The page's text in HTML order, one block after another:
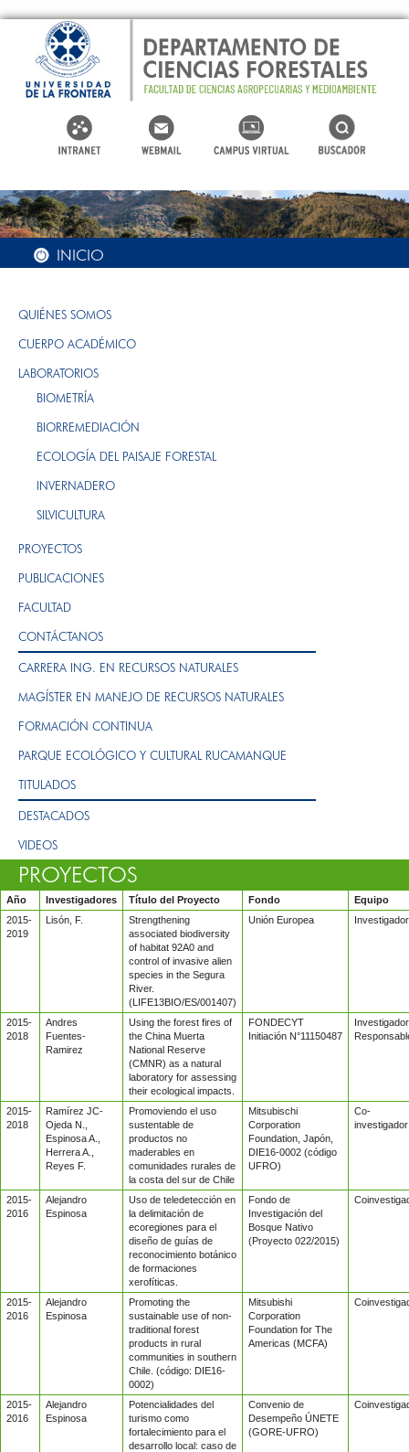
INICIO
QUIÉNES SOMOS
CUERPO ACADÉMICO
LABORATORIOS
BIOMETRÍA
BIORREMEDIACIÓN
ECOLOGÍA DEL PAISAJE FORESTAL
INVERNADERO
SILVICULTURA
PROYECTOS
PUBLICACIONES
FACULTAD
CONTÁCTANOS
CARRERA ING. EN RECURSOS NATURALES
MAGÍSTER EN MANEJO DE RECURSOS NATURALES
FORMACIÓN CONTINUA
PARQUE ECOLÓGICO Y CULTURAL RUCAMANQUE
TITULADOS
DESTACADOS
VIDEOS
PROYECTOS
Año Investigadores Título del Proyecto Fondo
Equipo
2015-
2019
Lisón, F.
Strengthening
associated biodiversity
of habitat 92A0 and
control of invasive alien
species in the Segura
River.
(LIFE13BIO/ES/001407)
Unión Europea Investigador
2015-
2018
Andres
Fuentes-
Ramirez
Using the forest fires of
the China Muerta
National Reserve
(CMNR) as a natural
laboratory for assessing
their ecological impacts.
FONDECYT
Initiación N°11150487
Investigador
2015-
2018
Ramírez JC-
Ojeda N.,
Espinosa A.,
Herrera A.,
Reyes F.
Promoviendo el uso
sustentable de
productos no
maderables en
comunidades rurales de
la costa del sur de Chile
Mitsubischi
Corporation
Foundation, Japón,
DIE16-0002 (código
UFRO)
Co-
investigador
2015-
2016
Alejandro
Espinosa
Uso de teledetección en
la delimitación de
ecoregiones para el
diseño de guías de
reconocimiento botánico
de formaciones
xerofíticas.
Fondo de
Investigación del
Bosque Nativo
(Proyecto 022/2015)
2015-
2016
Alejandro
Espinosa
Promoting the
sustainable use of non‐
traditional forest
products in rural
communities in southern
Chile. (código: DIE16-
0002)
Mitsubishi
Corporation
Foundation for The
Americas (MCFA)
2015-
2016
Alejandro
Espinosa
Potencialidades del
turismo como
fortalecimiento para el
desarrollo local: caso de
Convenio de
Desempeño ÚNETE
(GORE-UFRO)